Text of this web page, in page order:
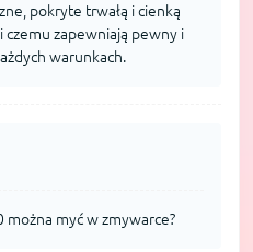
pokryte trwałą i cienką
zapewniają pewny i
warunkach.
można myć w zmywarce?